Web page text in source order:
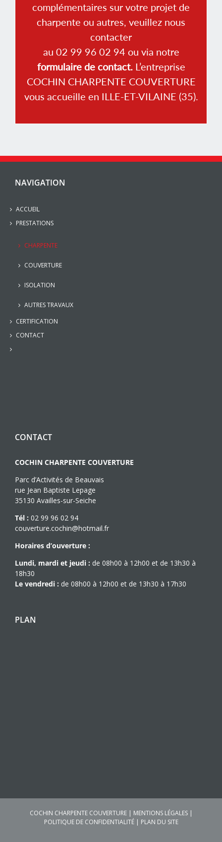
complémentaires sur votre projet de
charpente ou autres, veuillez nous
contacter
au 02 99 96 02 94 ou via notre
formulaire de contact.L’entreprise
COCHIN CHARPENTE COUVERTURE
vous accueille en ILLE-ET-VILAINE (35).
NAVIGATION
ACCUEIL
PRESTATIONS
CHARPENTE
COUVERTURE
ISOLATION
AUTRES TRAVAUX
CERTIFICATION
CONTACT
CONTACT
COCHIN CHARPENTE COUVERTURE
Parc d’Activités de Beauvais
rue Jean Baptiste Lepage
35130 Availles-sur-Seiche
Tél : 02 99 96 02 94
couverture.cochin@hotmail.fr
Horaires d’ouverture :
Lundi, mardi et jeudi : de 08h00 à 12h00 et de 13h30 à
18h30
Le vendredi : de 08h00 à 12h00 et de 13h30 à 17h30
PLAN
COCHIN CHARPENTE COUVERTURE| MENTIONS LÉGALES|
POLITIQUE DE CONFIDENTIALITÉ| PLAN DU SITE